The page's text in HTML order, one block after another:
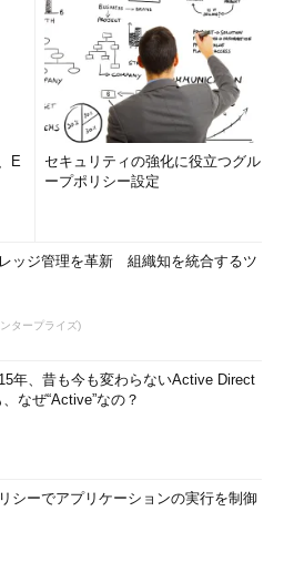
E
セキュリティの強化に役立つグル
ープポリシー設定
ッジ管理を革新 組織知を統合するツ
タープライズ)
年、昔も今も変わらないActive Direct
なぜ“Active”なの？
シーでアプリケーションの実行を制御